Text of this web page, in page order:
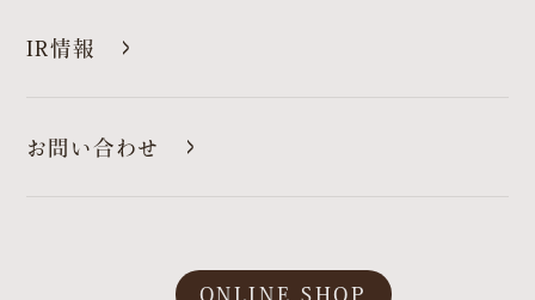
IR情報
お問い合わせ
ONLINE SHOP